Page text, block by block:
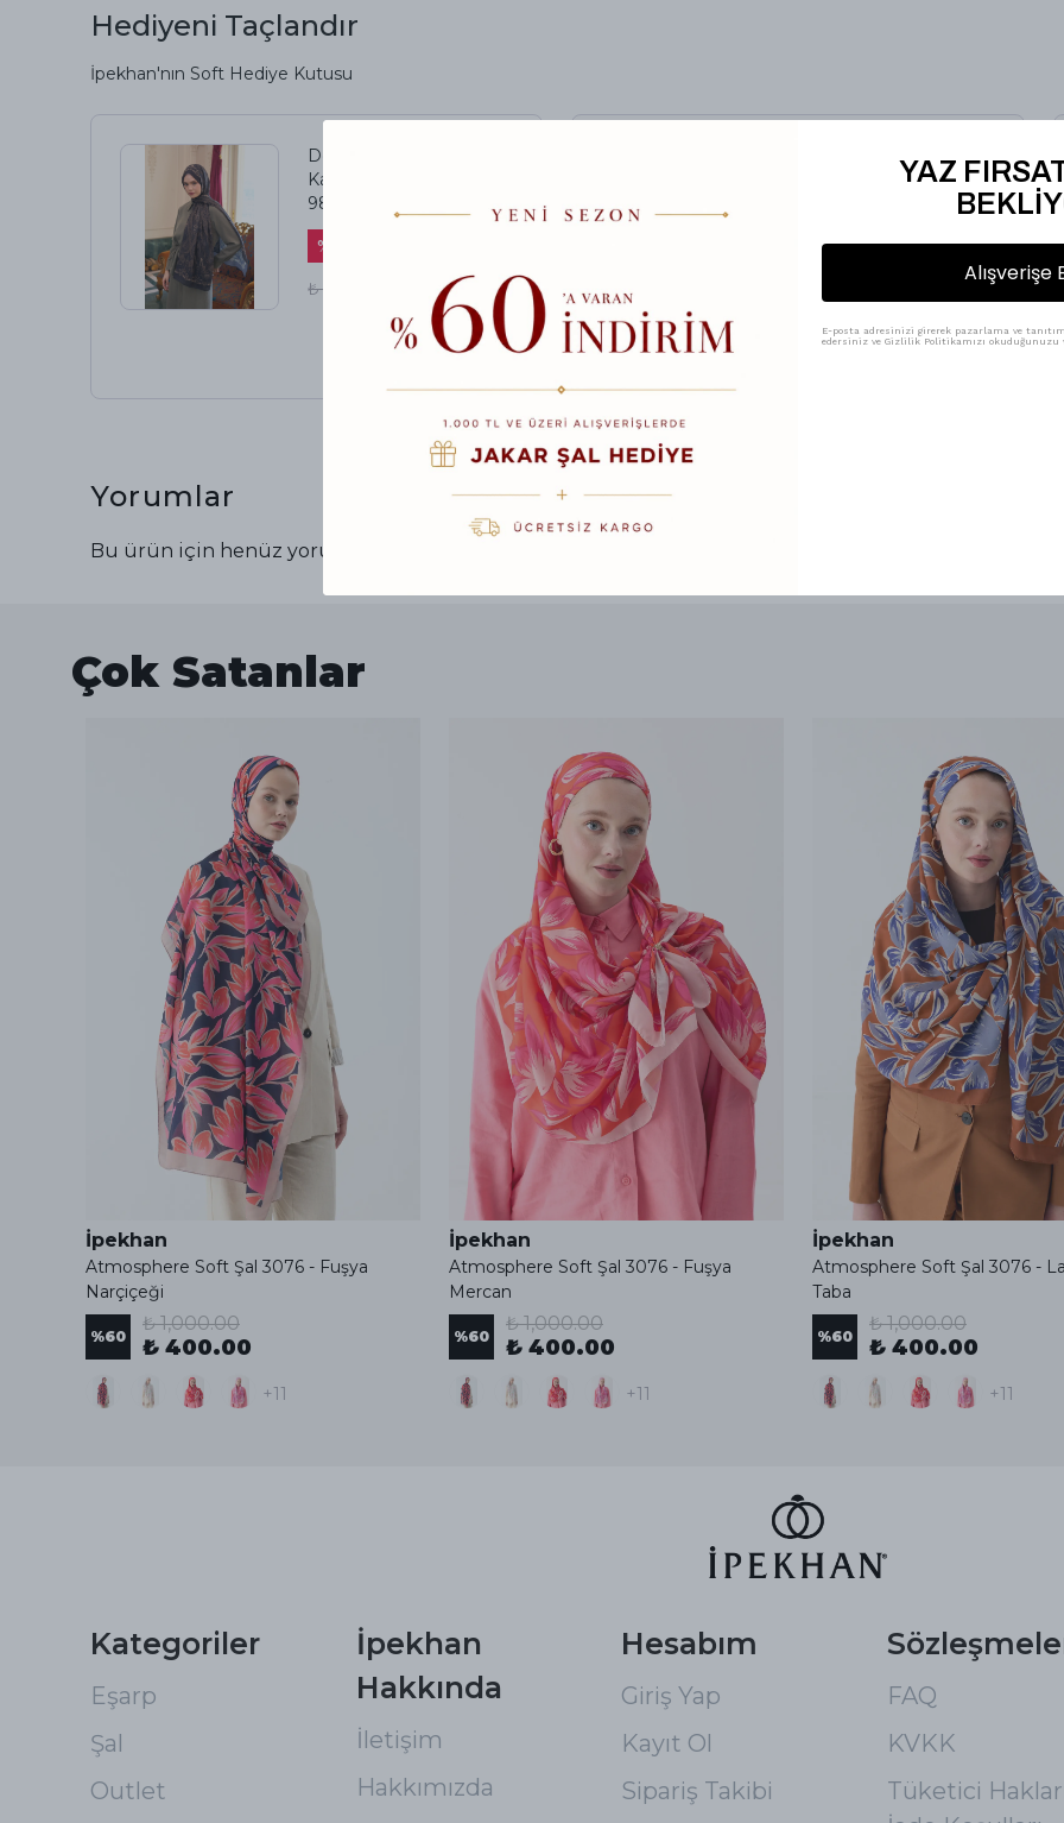
Hediyeni Taçlandır
İpekhan'nın Soft Hediye Kutusu
Desenli Vual Şal Acı
Kahve Vual İpek Şal -
9804-01
%
₺ 900.00
₺ 500.00
Hediye Kutusu
₺ 100.00 ₺ 75.00
Yorumlar
Bu ürün için henüz yorum yapılmamış.
Çok Satanlar
İpekhan
Atmosphere Soft Şal 3076 - Fuşya
Narçiçeği
%60
₺ 1,000.00
₺ 400.00
+11
İpekhan
Atmosphere Soft Şal 3076 - Fuşya
Mercan
%60
₺ 1,000.00
₺ 400.00
+11
İpekhan
Atmosphere Soft Şal 3076 -
Taba
%60
₺ 1,000.00
₺ 400.00
+11
Kategoriler
Eşarp
Şal
Outlet
İpekhan
Hakkında
İletişim
Hakkımızda
Hesabım
Giriş Yap
Kayıt Ol
Sipariş Takibi
FAQ
KVKK
Tüketici
YAZ
Alışverişe
E-posta adresinizi girerek pazarlama ve
edersiniz ve Gizlilik Politikamızı okuduğunuzu